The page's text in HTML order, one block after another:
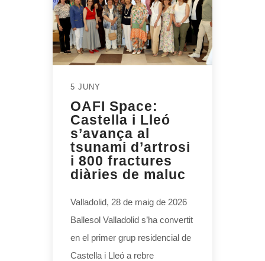
5 JUNY
OAFI Space:
Castella i Lleó
s’avança al
tsunami d’artrosi
i 800 fractures
diàries de maluc
Valladolid, 28 de maig de 2026
Ballesol Valladolid s’ha convertit
en el primer grup residencial de
Castella i Lleó a rebre